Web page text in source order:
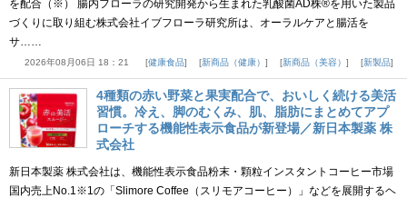
を配合（※） 腸内フローラの研究開発から生まれた乳酸菌AD株®を用いた製品
づくりに取り組む株式会社イブフローラ研究所は、オーラルケアと腸活を
サ……
2026年08月06日 18：21 健康食品 新商品（健康） 新商品（美容） 新製品
4種類の赤い野菜と果実配合で、おいしく続ける美活
習慣。冷え、脚のむくみ、肌、脂肪にまとめてアプ
ローチする機能性表示食品が新登場／新日本製薬 株
式会社
新日本製薬 株式会社は、機能性表示食品粉末・顆粒インスタントコーヒー市場
国内売上No.1※1の「Slimore Coffee（スリモアコーヒー）」などを展開するヘ